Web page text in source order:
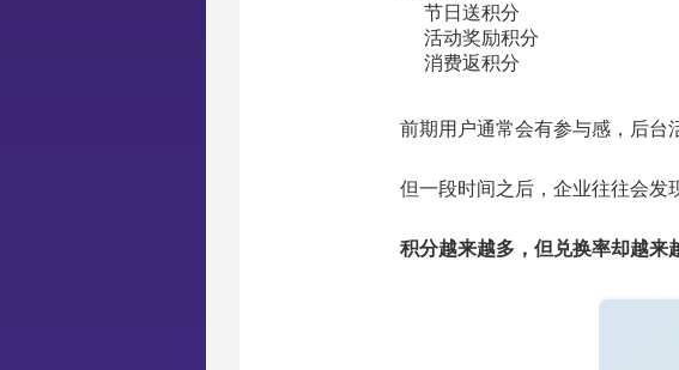
节日送积分
活动奖励积分
消费返积分
前期用户通常会有参与感，后台
但一段时间之后，企业往往会发
积分越来越多，但兑换率却越来